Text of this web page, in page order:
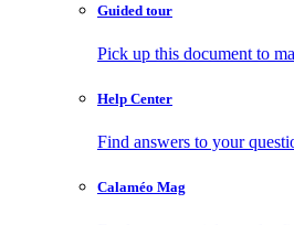
Guided tour
Pick up this document to
Help Center
Find answers to your
Calaméo Mag